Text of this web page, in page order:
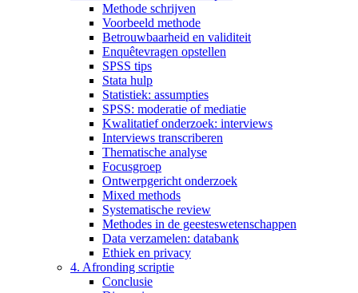
Methode schrijven
Voorbeeld methode
Betrouwbaarheid en validiteit
Enquêtevragen opstellen
SPSS tips
Stata hulp
Statistiek: assumpties
SPSS: moderatie of mediatie
Kwalitatief onderzoek: interviews
Interviews transcriberen
Thematische analyse
Focusgroep
Ontwerpgericht onderzoek
Mixed methods
Systematische review
Methodes in de geesteswetenschappen
Data verzamelen: databank
Ethiek en privacy
4. Afronding scriptie
Conclusie